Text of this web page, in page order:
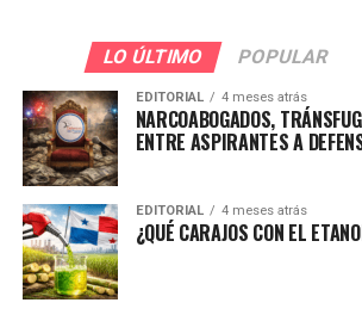
LO ÚLTIMO POPULAR
EDITORIAL 4 meses atrás
NARCOABOGADOS,
ENTRE ASPIRANTES A
EDITORIAL 4 meses atrás
¿QUÉ CARAJOS CON EL